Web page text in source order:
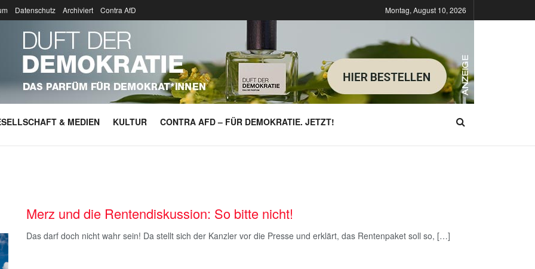
Datenschutz Archiviert Contra AfD Montag, August 10, 2026
& MEDIEN KULTUR CONTRA AFD – FÜR DEMOKRATIE. JETZT!
Merz und die Rentendiskussion: So bitte nicht!
Das darf doch nicht wahr sein! Da stellt sich der Kanzler vor die Presse und erklärt, das Rentenpaket soll so, […]